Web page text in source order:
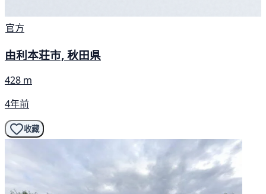
官方
由利本荘市, 秋田県
428 m
4年前
收藏